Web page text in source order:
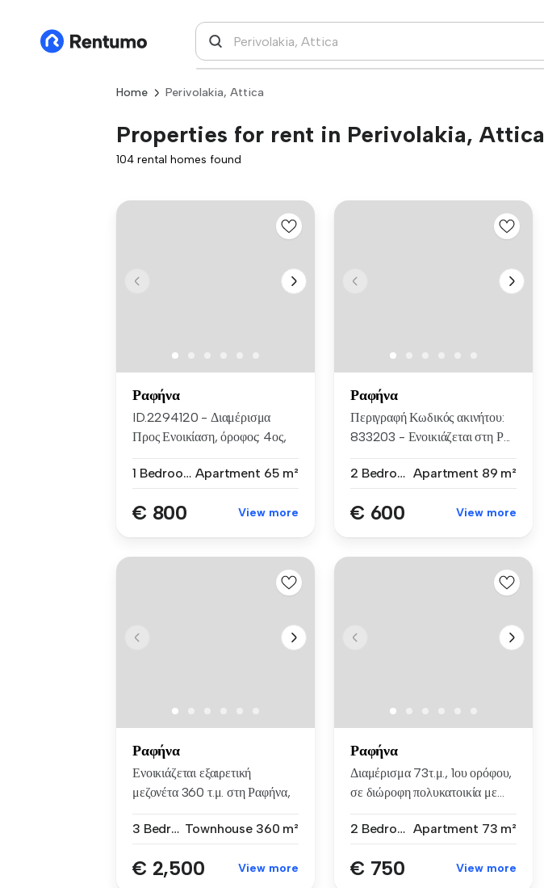
Home Perivolakia, Attica
Properties for rent in Perivolakia, Attica
104 rental homes found
Ραφήνα
ID.2294120 - Διαμέρισμα
Προς Ενοικίαση, όροφος: 4ος,
1 Bedroom Apartment 65 m²
€ 800 View more
Ραφήνα
Περιγραφή Κωδικός ακινήτου:
833203 - Ενοικιάζεται στη Ρ...
2 Bedrooms Apartment 89 m²
€ 600 View more
Ραφήνα
Ενοικιάζεται εξαιρετική
μεζονέτα 360 τ.μ. στη Ραφήνα,
3 Bedrooms Townhouse 360 m²
€ 2,500 View more
Ραφήνα
Διαμέρισμα 73τ.μ., 1ου ορόφου,
σε διώροφη πολυκατοικία με...
2 Bedrooms Apartment 73 m²
€ 750 View more